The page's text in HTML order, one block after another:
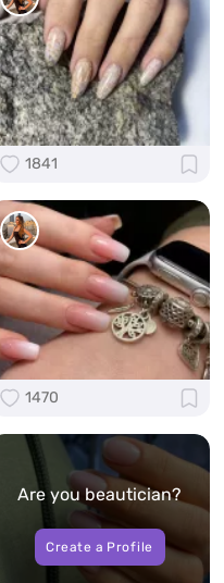
1841
1470
Are you beautician?
Create a Profile